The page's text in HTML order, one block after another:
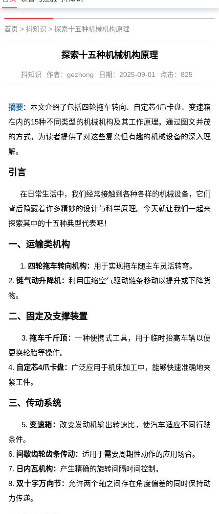
首页 > 抖知识 > 探索十五种机械机构原理
探索十五种机械机构原理
抖知识 作者：gezhong 日期：2025-09-01 点击：825
摘要：本文介绍了包括四轮拖车转向、自定芯4爪卡盘、变速箱
在内的15种不同类型的机械机构及其工作原理。通过图文并茂
的方式，为读者提供了对这些复杂但有趣的机械设备的深入理
解。
引言
在日常生活中，我们经常接触到各种各样的机械设备，它们
背后隐藏着许多精妙的设计与科学原理。今天就让我们一起来
探索其中的十五种典型代表吧！
一、运输类机构
1. 四轮拖车转向机构： 用于实现拖车随主车灵活转弯。
2.链气动升降机：利用压缩空气驱动链条移动以提升或下降货
物。
二、固定及支撑装置
3.拖车千斤顶：一种便携式工具，用于临时抬高车辆以便
更换轮胎等操作。
4. 自定芯4爪卡盘： 广泛应用于机床加工中，能够快速准确地夹
紧工件。
三、传动系统
5. 变速箱： 改变发动机输出转速比，使汽车适应不同行驶
条件。
6. 间歇齿轮齿条传动： 适用于需要周期性动作的应用场合。
7. 日内瓦机构： 产生精确的旋转间隔时间控制。
8. 双十字万向节： 允许两个轴之间存在角度偏差的同时保持动
力传递。